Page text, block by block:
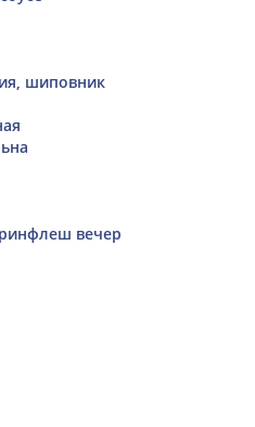
шиповник
вечер